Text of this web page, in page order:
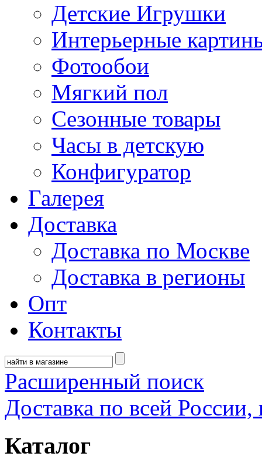
Детские Игрушки
Интерьерные
Фотообои
Мягкий пол
Сезонные товары
Часы в детскую
Конфигуратор
Галерея
Доставка
Доставка по Москве
Доставка в регионы
Опт
Контакты
Расширенный поиск
Доставка по всей России,
Каталог